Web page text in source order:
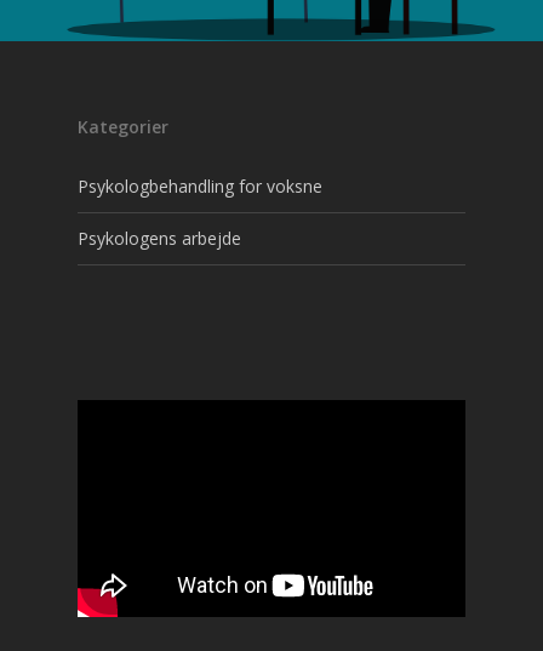
Kategorier
Psykologbehandling for voksne
Psykologens arbejde